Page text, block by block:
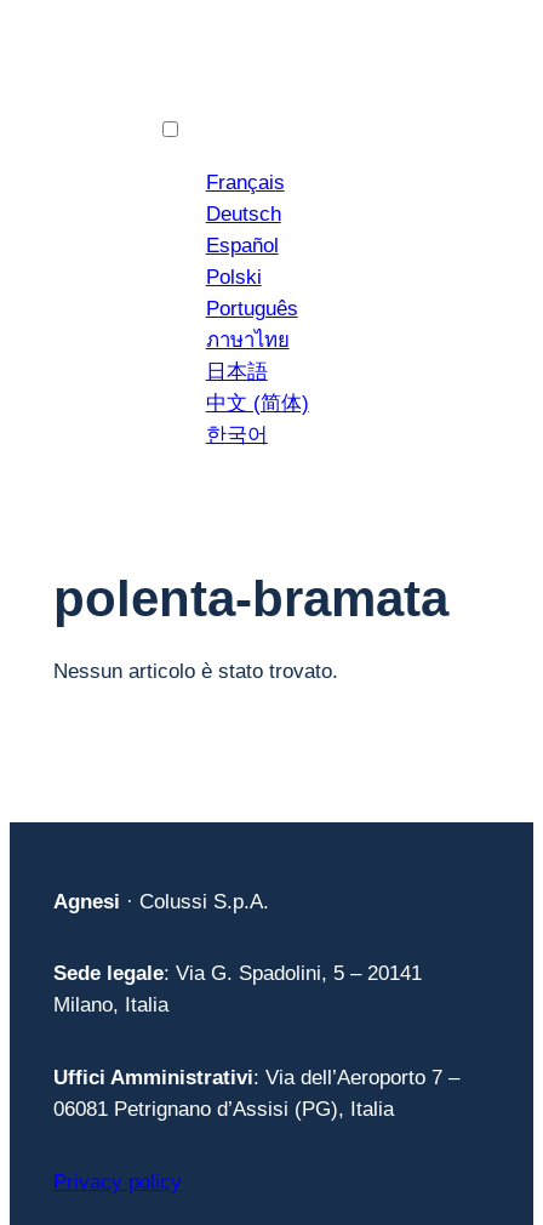
Français
Deutsch
Español
Polski
Português
ภาษาไทย
日本語
中文 (简体)
한국어
polenta-bramata
Nessun articolo è stato trovato.
Agnesi · Colussi S.p.A.
Sede legale: Via G. Spadolini, 5 – 20141
Milano, Italia
Uffici Amministrativi: Via dell’Aeroporto 7 –
06081 Petrignano d’Assisi (PG), Italia
Privacy policy